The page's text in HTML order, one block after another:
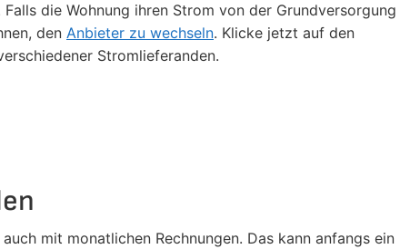
die Wohnung ihren Strom von der Grundversorgung
den Anbieter zu wechseln. Klicke jetzt auf den
Stromlieferanden.
mit monatlichen Rechnungen. Das kann anfangs ein